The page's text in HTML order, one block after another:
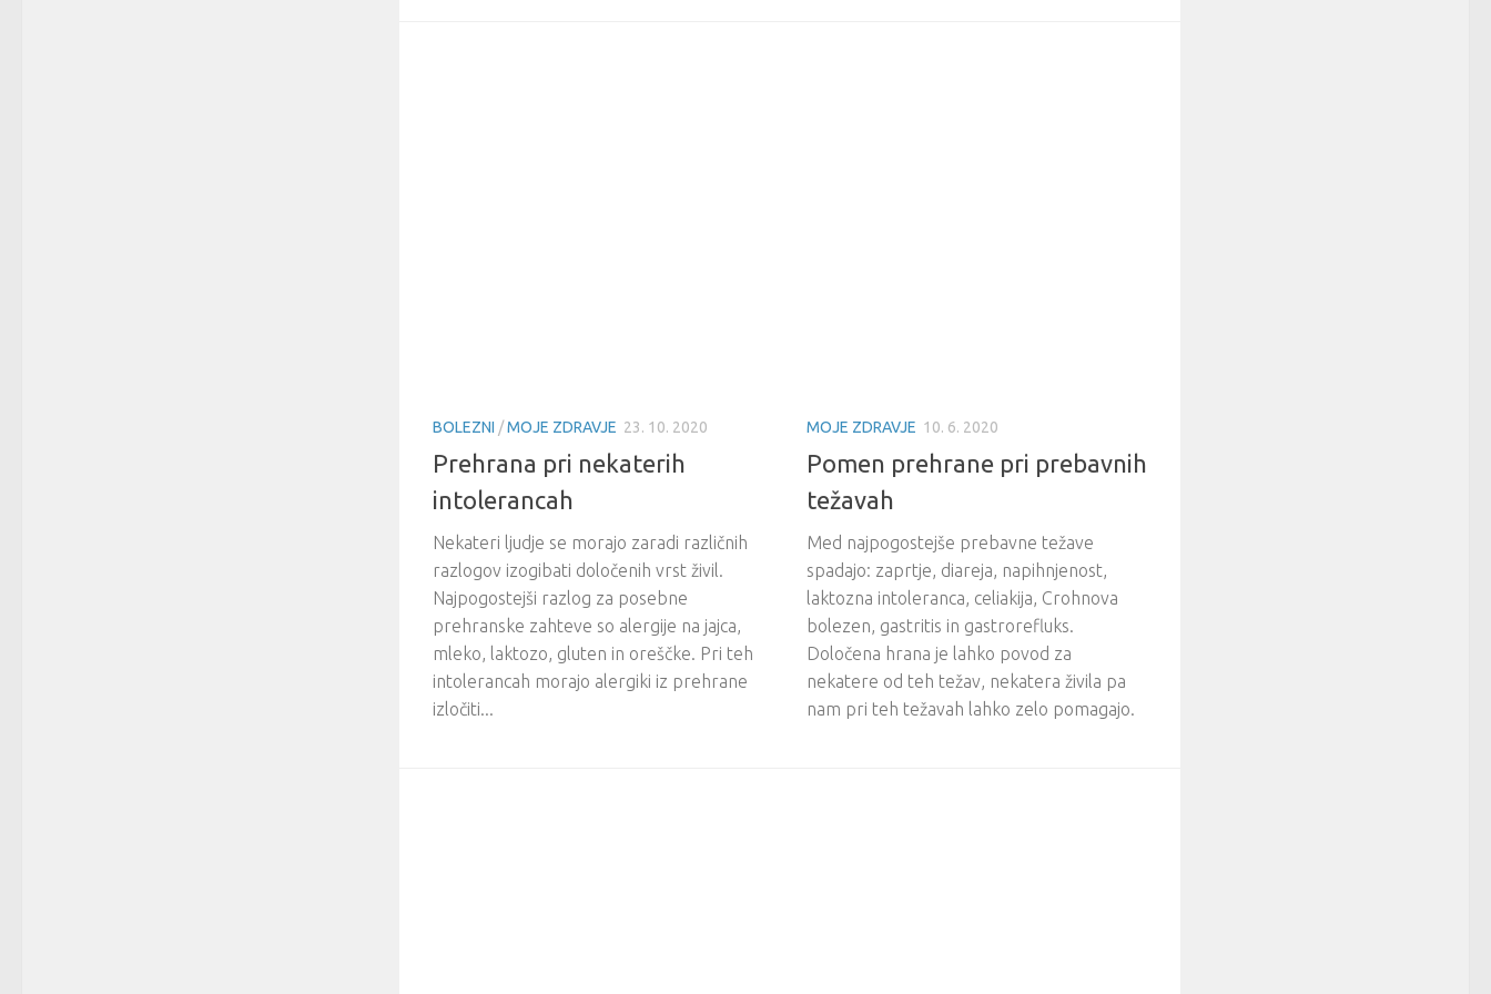
BOLEZNI /MOJE ZDRAVJE 23. 10. 2020
Prehrana pri nekaterih
intolerancah
Nekateri ljudje se morajo zaradi različnih
razlogov izogibati določenih vrst živil.
Najpogostejši razlog za posebne
prehranske zahteve so alergije na jajca,
mleko, laktozo, gluten in oreščke. Pri teh
intolerancah morajo alergiki iz prehrane
izločiti...
MOJE ZDRAVJE 10. 6. 2020
Pomen prehrane pri prebavnih
težavah
Med najpogostejše prebavne težave
spadajo: zaprtje, diareja, napihnjenost,
laktozna intoleranca, celiakija, Crohnova
bolezen, gastritis in gastrorefluks.
Določena hrana je lahko povod za
nekatere od teh težav, nekatera živila pa
nam pri teh težavah lahko zelo pomagajo.